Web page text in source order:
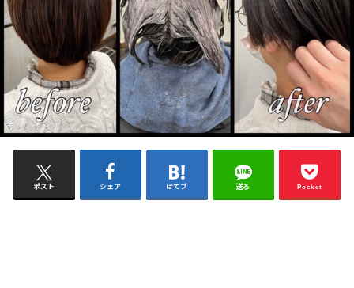
ポスト シェア はてブ 送る Pocket